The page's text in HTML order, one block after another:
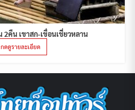
2คืน เขาสก-เขื่อนเชี่ยวหลาน
กดดูรายละเอียด